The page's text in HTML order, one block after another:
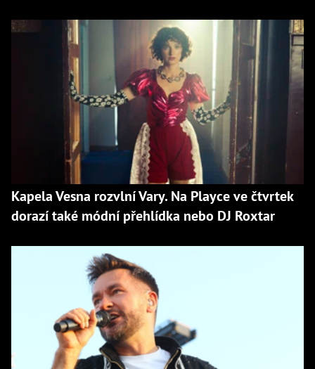
Kapela Vesna rozvlní Vary. Na Playce ve čtvrtek
dorazí také módní přehlídka nebo DJ Roxtar